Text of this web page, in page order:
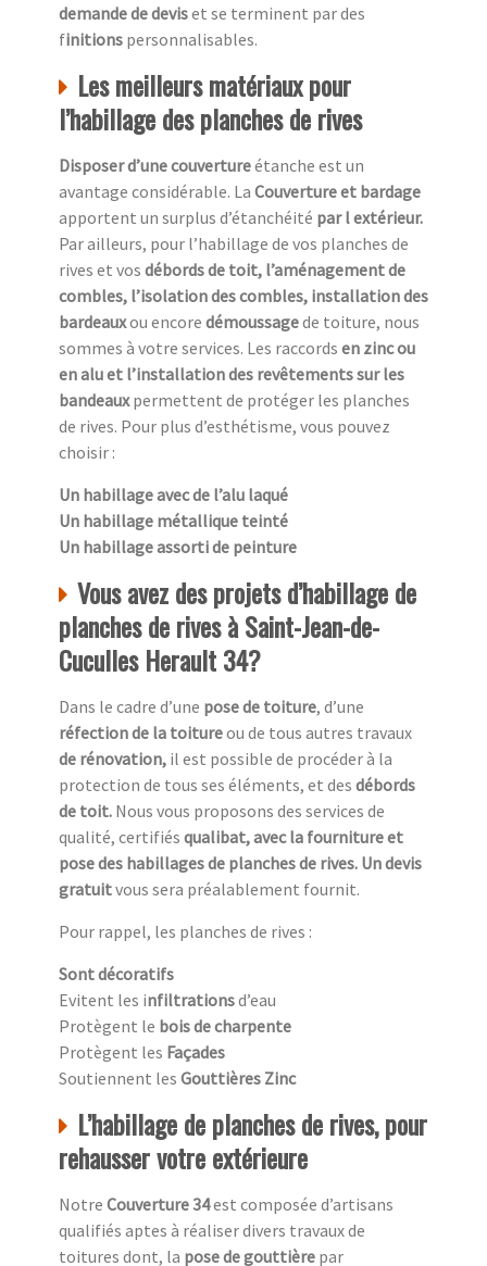
demande de deviset se terminent par des
finitions personnalisables.
Les meilleurs matériaux pour
l’habillage des planches de rives
Disposer d’une couvertureétanche est un
avantage considérable. La Couverture et bardage
apportent un surplus d’étanchéité par l extérieur.
Par ailleurs, pour l’habillage de vos planches de
rives et vos débords de toit, l’aménagement de
combles, l’isolation des combles, installation des
bardeauxou encore démoussagede toiture, nous
sommes à votre services. Les raccords en zinc ou
en alu et l’installation des revêtements sur les
bandeauxpermettent de protéger les planches
de rives. Pour plus d’esthétisme, vous pouvez
choisir :
Un habillage avec de l’alu laqué
Un habillage métallique teinté
Un habillage assorti de peinture
Vous avez des projets d’habillage de
planches de rives à Saint-Jean-de-
Cuculles Herault 34?
Dans le cadre d’une pose de toiture, d’une
réfection de la toitureou de tous autres travaux
de rénovation, il est possible de procéder à la
protection de tous ses éléments, et des débords
de toit. Nous vous proposons des services de
qualité, certifiés qualibat, avec la fourniture et
pose des habillages de planches de rives. Un devis
gratuitvous sera préalablement fournit.
Pour rappel, les planches de rives :
Sont décoratifs
Evitent les infiltrationsd’eau
Protègent le bois de charpente
Protègent les Façades
Soutiennent les Gouttières Zinc
L’habillage de planches de rives, pour
rehausser votre extérieure
Notre Couverture 34est composée d’artisans
qualifiés aptes à réaliser divers travaux de
toitures dont, la pose de gouttière par